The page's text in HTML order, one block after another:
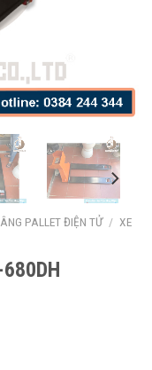
PALLET ĐIỆN TỬ / XE